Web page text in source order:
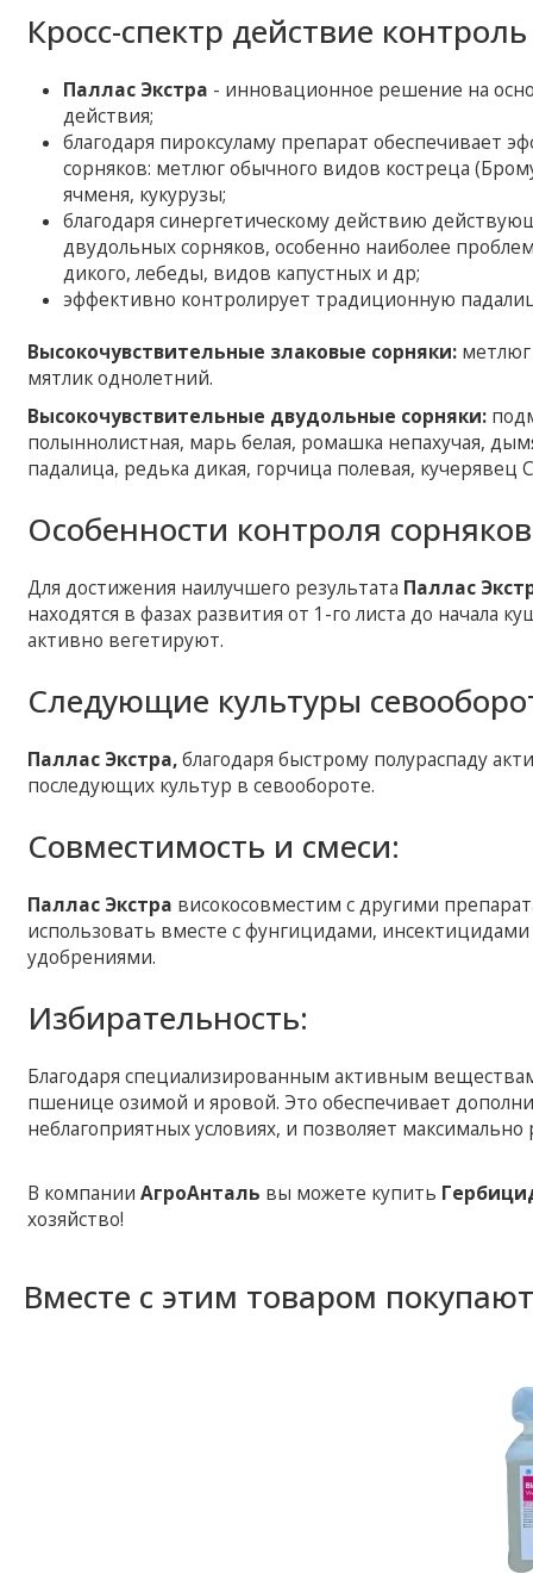
Кросс-спектр действие
Паллас Экстра - инновационное решение на
действия;
благодаря пироксуламу препарат обеспечивает
сорняков: метлюг обычного видов костреца
ячменя, кукурузы;
благодаря синергетическому действию
двудольных сорняков, особенно наиболее
дикого, лебеды, видов капустных и др;
эффективно контролирует традиционную
Высокочувствительные злаковые сорняки:
мятлик однолетний.
Высокочувствительные двудольные сорняки:
полыннолистная, марь белая, ромашка непахучая,
падалица, редька дикая, горчица полевая,
Особенности контроля
Для достижения наилучшего результата Паллас
находятся в фазах развития от 1-го листа до начала
активно вегетируют.
Следующие культуры
Паллас Экстра,благодаря быстрому полураспаду
последующих культур в севообороте.
Совместимость и смеси:
Паллас Экстра високосовместим с другими
использовать вместе с фунгицидами,
удобрениями.
Избирательность:
Благодаря специализированным активным
пшенице озимой и яровой. Это обеспечивает
неблагоприятных условиях, и позволяет
В компанииАгроАнталь вы можете купить
хозяйство!
Вместе с этим товаром покупают